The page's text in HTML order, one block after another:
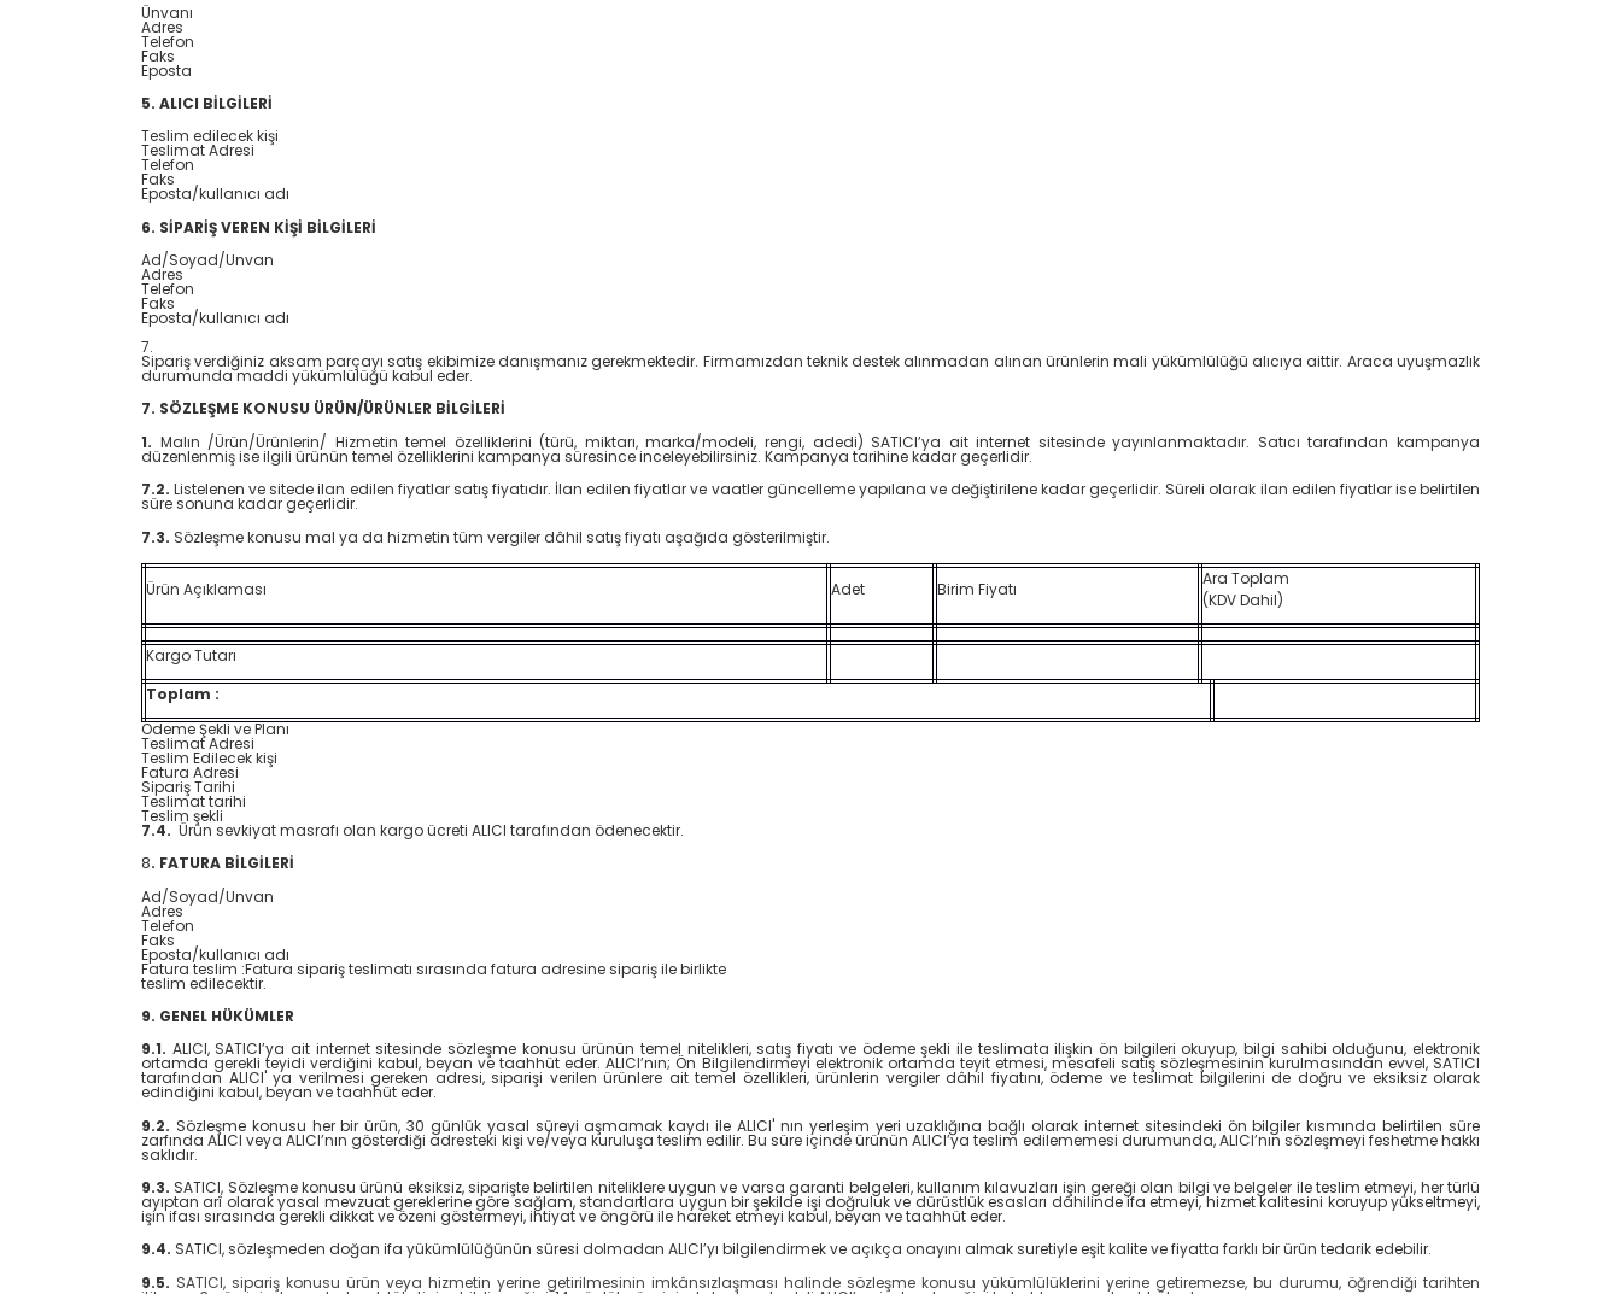
Ünvanı
Adres
Telefon
Faks
Eposta
5. ALICI BİLGİLERİ
Teslim edilecek kişi
Teslimat Adresi
Telefon
Faks
Eposta/kullanıcı adı
6. SİPARİŞ VEREN KİŞİ BİLGİLERİ
Ad/Soyad/Unvan
Adres
Telefon
Faks
Eposta/kullanıcı adı
7.
Sipariş verdiğiniz aksam parçayı satış ekibimize danışmanız gerekmektedir. Firmamızdan teknik destek alınmadan alınan ürünlerin mali yükümlülüğü alıcıya aittir. Araca uyuşmazlık
durumunda maddi yükümlülüğü kabul eder.
7. SÖZLEŞME KONUSU ÜRÜN/ÜRÜNLER BİLGİLERİ
1. Malın /Ürün/Ürünlerin/ Hizmetin temel özelliklerini (türü, miktarı, marka/modeli, rengi, adedi) SATICI’ya ait internet sitesinde yayınlanmaktadır. Satıcı tarafından kampanya
düzenlenmiş ise ilgili ürünün temel özelliklerini kampanya süresince inceleyebilirsiniz. Kampanya tarihine kadar geçerlidir.
7.2. Listelenen ve sitede ilan edilen fiyatlar satış fiyatıdır. İlan edilen fiyatlar ve vaatler güncelleme yapılana ve değiştirilene kadar geçerlidir. Süreli olarak ilan edilen fiyatlar ise belirtilen
süre sonuna kadar geçerlidir.
7.3. Sözleşme konusu mal ya da hizmetin tüm vergiler dâhil satış fiyatı aşağıda gösterilmiştir.
Ürün Açıklaması Adet Birim Fiyatı
Ara Toplam
(KDV Dahil)
Kargo Tutarı
Toplam :
Ödeme Şekli ve Planı
Teslimat Adresi
Teslim Edilecek kişi
Fatura Adresi
Sipariş Tarihi
Teslimat tarihi
Teslim şekli
7.4. Ürün sevkiyat masrafı olan kargo ücreti ALICI tarafından ödenecektir.
8. FATURA BİLGİLERİ
Ad/Soyad/Unvan
Adres
Telefon
Faks
Eposta/kullanıcı adı
Fatura teslim :Fatura sipariş teslimatı sırasında fatura adresine sipariş ile birlikte
teslim edilecektir.
9. GENEL HÜKÜMLER
9.1. ALICI, SATICI’ya ait internet sitesinde sözleşme konusu ürünün temel nitelikleri, satış fiyatı ve ödeme şekli ile teslimata ilişkin ön bilgileri okuyup, bilgi sahibi olduğunu, elektronik
ortamda gerekli teyidi verdiğini kabul, beyan ve taahhüt eder. ALICI’nın; Ön Bilgilendirmeyi elektronik ortamda teyit etmesi, mesafeli satış sözleşmesinin kurulmasından evvel, SATICI
tarafından ALICI' ya verilmesi gereken adresi, siparişi verilen ürünlere ait temel özellikleri, ürünlerin vergiler dâhil fiyatını, ödeme ve teslimat bilgilerini de doğru ve eksiksiz olarak
edindiğini kabul, beyan ve taahhüt eder.
9.2. Sözleşme konusu her bir ürün, 30 günlük yasal süreyi aşmamak kaydı ile ALICI' nın yerleşim yeri uzaklığına bağlı olarak internet sitesindeki ön bilgiler kısmında belirtilen süre
zarfında ALICI veya ALICI’nın gösterdiği adresteki kişi ve/veya kuruluşa teslim edilir. Bu süre içinde ürünün ALICI’ya teslim edilememesi durumunda, ALICI’nın sözleşmeyi feshetme hakkı
saklıdır.
9.3. SATICI, Sözleşme konusu ürünü eksiksiz, siparişte belirtilen niteliklere uygun ve varsa garanti belgeleri, kullanım kılavuzları işin gereği olan bilgi ve belgeler ile teslim etmeyi, her türlü
ayıptan arî olarak yasal mevzuat gereklerine göre sağlam, standartlara uygun bir şekilde işi doğruluk ve dürüstlük esasları dâhilinde ifa etmeyi, hizmet kalitesini koruyup yükseltmeyi,
işin ifası sırasında gerekli dikkat ve özeni göstermeyi, ihtiyat ve öngörü ile hareket etmeyi kabul, beyan ve taahhüt eder.
9.4. SATICI, sözleşmeden doğan ifa yükümlülüğünün süresi dolmadan ALICI’yı bilgilendirmek ve açıkça onayını almak suretiyle eşit kalite ve fiyatta farklı bir ürün tedarik edebilir.
9.5. SATICI, sipariş konusu ürün veya hizmetin yerine getirilmesinin imkânsızlaşması halinde sözleşme konusu yükümlülüklerini yerine getiremezse, bu durumu, öğrendiği tarihten